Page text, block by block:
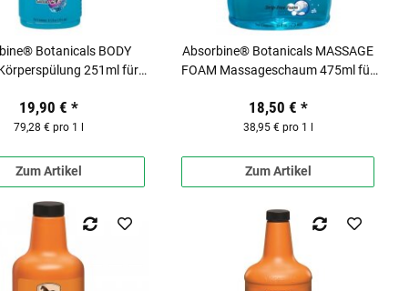
Botanicals BODY
251ml für
19,90 € *
79,28 € pro 1 l
Zum Artikel
Absorbine® Botanicals MASSAGE
FOAM Massageschaum 475ml für
18,50 € *
38,95 € pro 1 l
Zum Artikel